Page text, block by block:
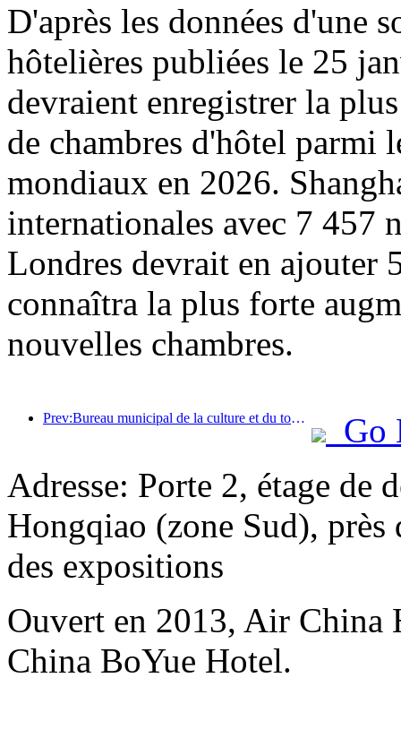
D'après les données d'une
hôtelières publiées le 25
devraient enregistrer la
de chambres d'hôtel parmi
mondiaux en 2026.
internationales avec 7 457
Londres devrait en ajouter
connaîtra la plus forte
nouvelles chambres.
Prev:Bureau municipal de la culture et du tourisme de Pékin : En 2025, Pékin a accueilli 5,48 millions de touristes étrangers, soit une augmentation de 39 % par rapport à l’année précédente.
Go
Adresse: Porte 2, étage de
Hongqiao (zone Sud), près
des expositions
Ouvert en 2013, Air
China BoYue Hotel.